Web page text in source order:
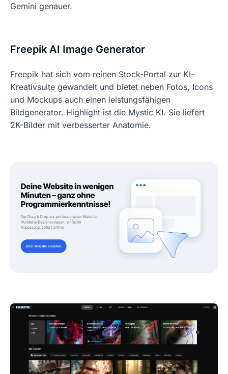
Gemini genauer.
Freepik AI Image Generator
Freepik hat sich vom reinen Stock-Portal zur KI-
Kreativsuite gewandelt und bietet neben Fotos, Icons
und Mockups auch einen leistungsfähigen
Bildgenerator. Highlight ist die Mystic KI. Sie liefert
2K-Bilder mit verbesserter Anatomie.